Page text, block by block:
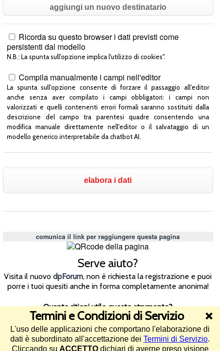
aggiungi un nuovo destinatario
Ricorda su questo browser i dati previsti come
persistenti dal modello
N.B.: La spunta sull'opzione implica l'utilizzo di cookies".
Compila manualmente i campi nell'editor
La spunta sull'opzione consente di forzare il passaggio all'editor
anche senza aver compilato i campi obbligatori: i campi non
valorizzati e quelli contenenti errori formali saranno sostituiti dalla
descrizione del campo tra parentesi quadre consentendo una
modifica manuale direttamente nell'editor o il salvataggio di un
modello generico interpretabile da chatbot AI.
comunica il link per raggiungere questa pagina
Serve aiuto?
Visita il nuovodpForum, non è richiesta la registrazione e puoi
porre i tuoi quesiti anche in forma completamente anonima!
Quanto ritieni utile questo strumento?
4.5/5 (40 voti)
Termini e Condizioni di Servizio ❌
L'uso delle applicazioni che comportano l'elaborazione di
dati è subordinato all'accettazione dei Termini di Servizio.
Cliccando su ACCETTOdichiari di averne preso visione